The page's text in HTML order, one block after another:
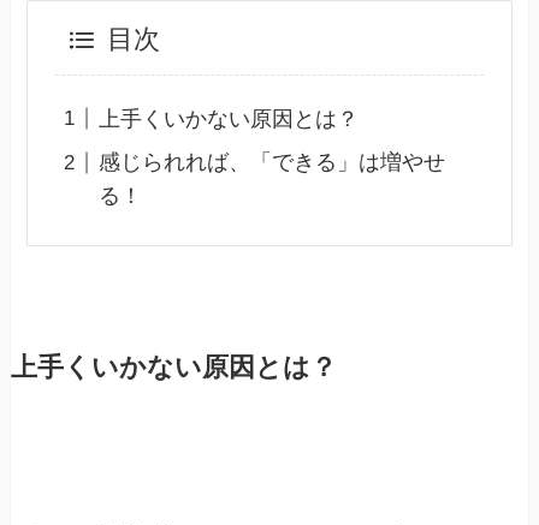
目次
上手くいかない原因とは？
感じられれば、「できる」は増やせ
る！
上手くいかない原因とは？